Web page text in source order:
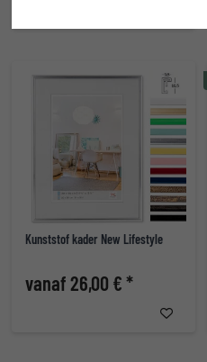
Kunststof kader New Lifestyle
vanaf 26,00 € *